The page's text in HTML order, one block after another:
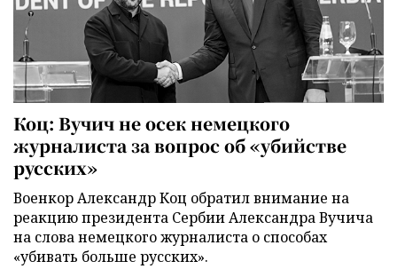
Коц: Вучич не осек немецкого
журналиста за вопрос об «убийстве
русских»
Военкор Александр Коц обратил внимание на
реакцию президента Сербии Александра Вучича
на слова немецкого журналиста о способах
«убивать больше русских».